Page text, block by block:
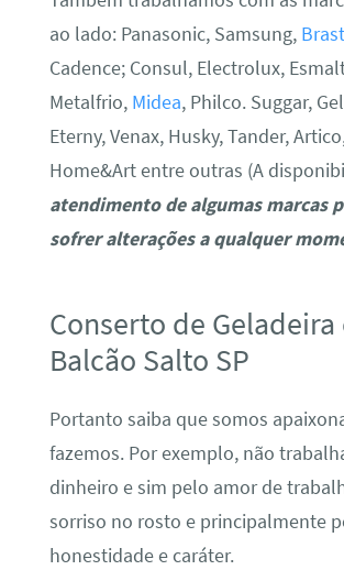
ao lado: Panasonic, Samsung,
Cadence; Consul, Electrolux,
Metalfrio, Midea, Philco. Suggar,
Eterny, Venax, Husky, Tander,
Home&Art entre outras (A
atendimento de algumas marcas
sofrer alterações a qualquer
Conserto de Geladeira
Balcão Salto SP
Portanto saiba que somos
fazemos. Por exemplo, não
dinheiro e sim pelo amor de
sorriso no rosto e principalmente
honestidade e caráter.